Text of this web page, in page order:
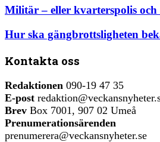
Militär – eller kvarterspolis
Hur ska gängbrottsligheten
Kontakta oss
Redaktionen 090-19 47 35
E-post
Brev Box 7001, 907 02 Umeå
Prenumerationsärenden
prenumerera@veckansnyheter.se